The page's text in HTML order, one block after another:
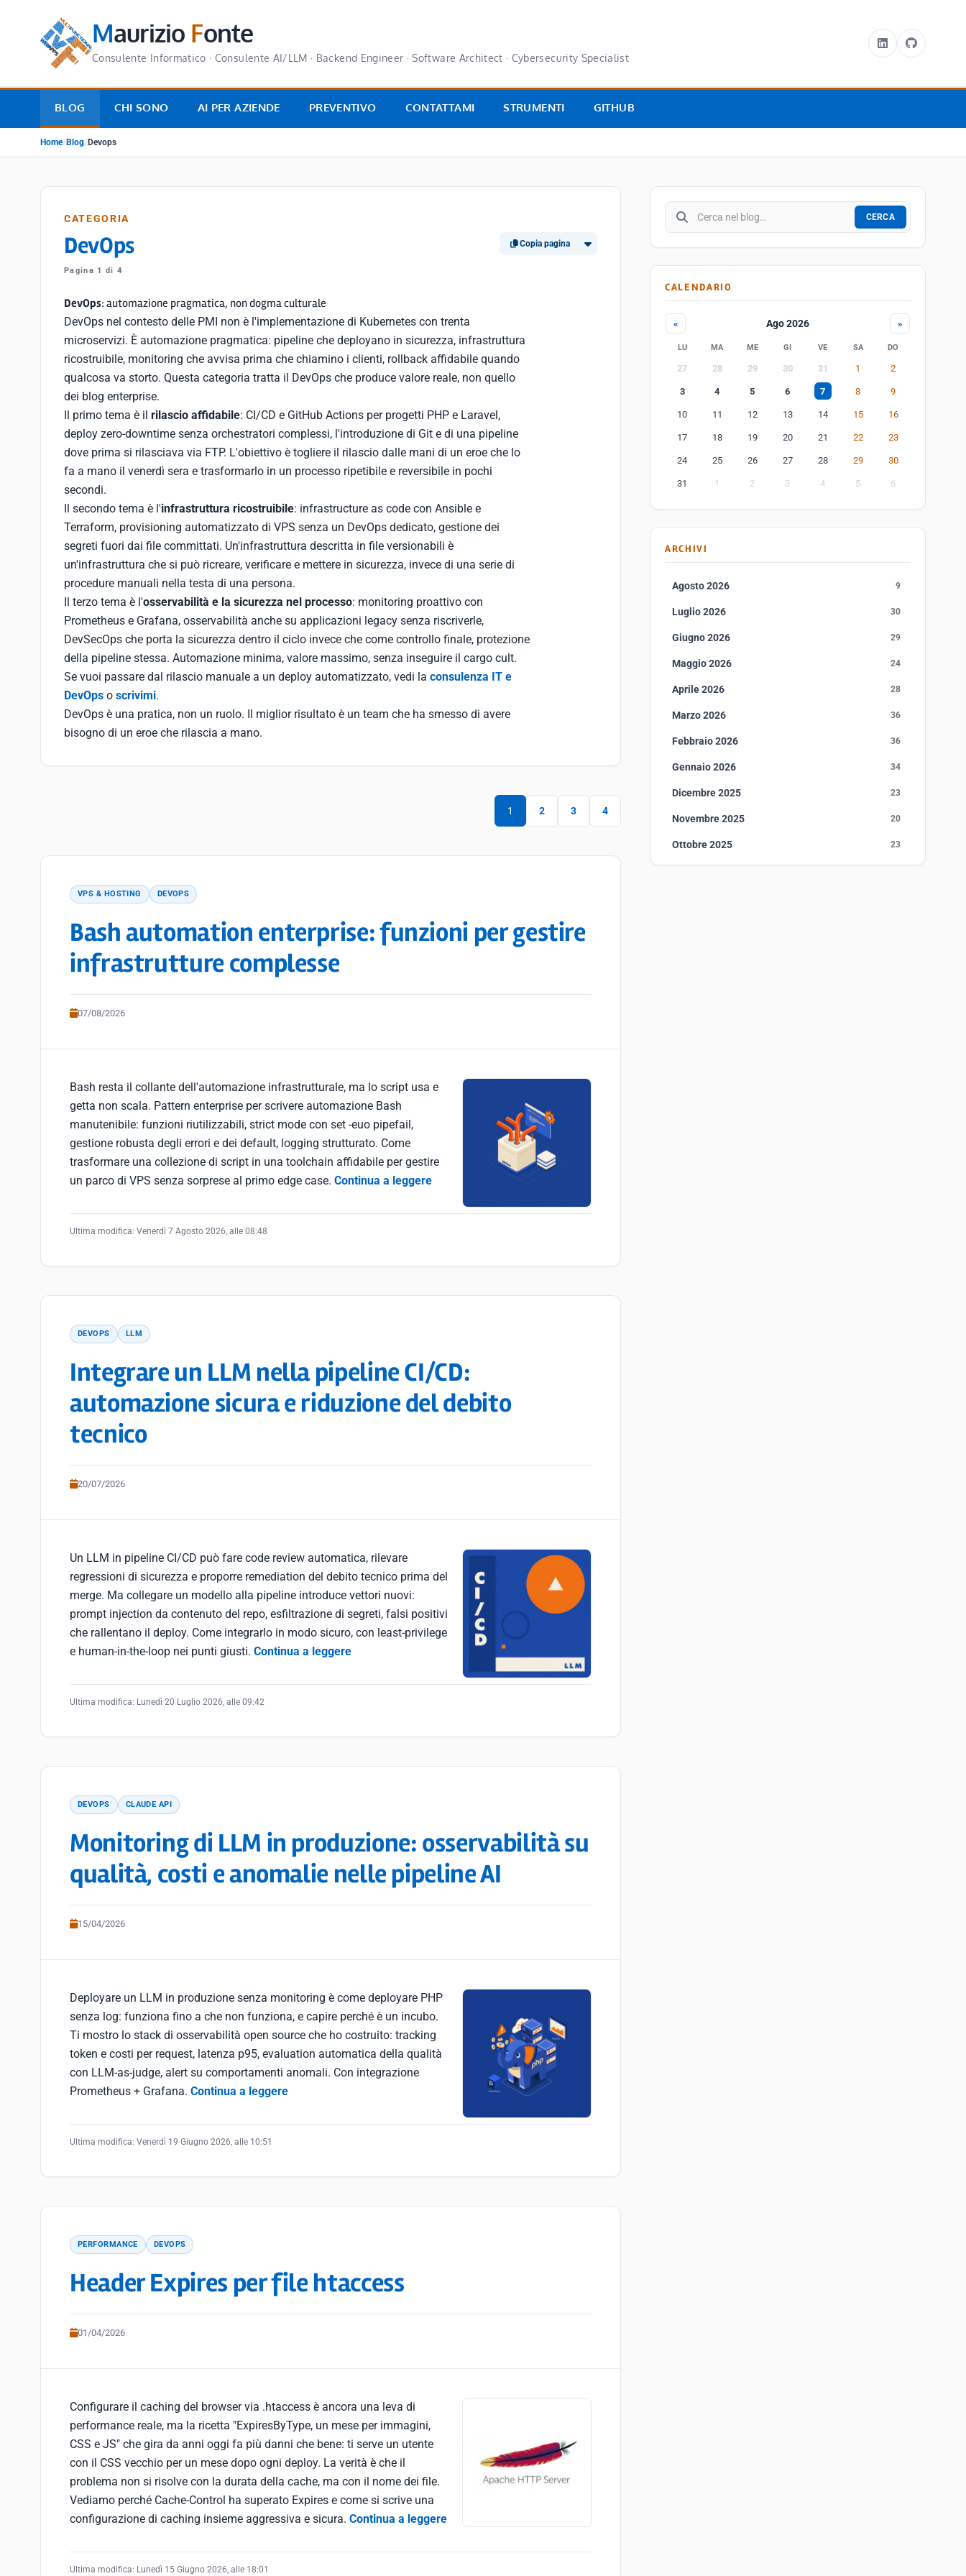
Maurizio Fonte
Consulente Informatico · Consulente AI/LLM · Backend Engineer · Software Architect · Cybersecurity Specialist
BLOG CHI SONO AI PER AZIENDE PREVENTIVO CONTATTAMI STRUMENTI GITHUB
Home/ Blog/ Devops
CATEGORIA
DevOps Copia pagina
Pagina 1 di 4
DevOps: automazione pragmatica, non dogma culturale
DevOps nel contesto delle PMI non è l'implementazione di Kubernetes con trenta
microservizi. È automazione pragmatica: pipeline che deployano in sicurezza, infrastruttura
ricostruibile, monitoring che avvisa prima che chiamino i clienti, rollback affidabile quando
qualcosa va storto. Questa categoria tratta il DevOps che produce valore reale, non quello
dei blog enterprise.
Il primo tema è il rilascio affidabile: CI/CD e GitHub Actions per progetti PHP e Laravel,
deploy zero-downtime senza orchestratori complessi, l'introduzione di Git e di una pipeline
dove prima si rilasciava via FTP. L'obiettivo è togliere il rilascio dalle mani di un eroe che lo
fa a mano il venerdì sera e trasformarlo in un processo ripetibile e reversibile in pochi
secondi.
Il secondo tema è l'infrastruttura ricostruibile: infrastructure as code con Ansible e
Terraform, provisioning automatizzato di VPS senza un DevOps dedicato, gestione dei
segreti fuori dai file committati. Un'infrastruttura descritta in file versionabili è
un'infrastruttura che si può ricreare, verificare e mettere in sicurezza, invece di una serie di
procedure manuali nella testa di una persona.
Il terzo tema è l'osservabilità e la sicurezza nel processo: monitoring proattivo con
Prometheus e Grafana, osservabilità anche su applicazioni legacy senza riscriverle,
DevSecOps che porta la sicurezza dentro il ciclo invece che come controllo finale, protezione
della pipeline stessa. Automazione minima, valore massimo, senza inseguire il cargo cult.
Se vuoi passare dal rilascio manuale a un deploy automatizzato, vedi la consulenza IT e
DevOps o scrivimi.
DevOps è una pratica, non un ruolo. Il miglior risultato è un team che ha smesso di avere
bisogno di un eroe che rilascia a mano.
1 2 3 4
VPS & HOSTING DEVOPS
Bash automation enterprise: funzioni per gestire
infrastrutture complesse
07/08/2026
Bash resta il collante dell'automazione infrastrutturale, ma lo script usa e
getta non scala. Pattern enterprise per scrivere automazione Bash
manutenibile: funzioni riutilizzabili, strict mode con set -euo pipefail,
gestione robusta degli errori e dei default, logging strutturato. Come
trasformare una collezione di script in una toolchain affidabile per gestire
un parco di VPS senza sorprese al primo edge case. Continua a leggere
Ultima modifica: Venerdì 7 Agosto 2026, alle 08:48
DEVOPS LLM
Integrare un LLM nella pipeline CI/CD:
automazione sicura e riduzione del debito
tecnico
20/07/2026
Un LLM in pipeline CI/CD può fare code review automatica, rilevare
regressioni di sicurezza e proporre remediation del debito tecnico prima del
merge. Ma collegare un modello alla pipeline introduce vettori nuovi:
prompt injection da contenuto del repo, esfiltrazione di segreti, falsi positivi
che rallentano il deploy. Come integrarlo in modo sicuro, con least-privilege
e human-in-the-loop nei punti giusti. Continua a leggere
Ultima modifica: Lunedì 20 Luglio 2026, alle 09:42
DEVOPS CLAUDE API
Monitoring di LLM in produzione: osservabilità su
qualità, costi e anomalie nelle pipeline AI
15/04/2026
Deployare un LLM in produzione senza monitoring è come deployare PHP
senza log: funziona fino a che non funziona, e capire perché è un incubo.
Ti mostro lo stack di osservabilità open source che ho costruito: tracking
token e costi per request, latenza p95, evaluation automatica della qualità
con LLM-as-judge, alert su comportamenti anomali. Con integrazione
Prometheus + Grafana. Continua a leggere
Ultima modifica: Venerdì 19 Giugno 2026, alle 10:51
PERFORMANCE DEVOPS
Header Expires per file htaccess
01/04/2026
Configurare il caching del browser via .htaccess è ancora una leva di
performance reale, ma la ricetta "ExpiresByType, un mese per immagini,
CSS e JS" che gira da anni oggi fa più danni che bene: ti serve un utente
con il CSS vecchio per un mese dopo ogni deploy. La verità è che il
problema non si risolve con la durata della cache, ma con il nome dei file.
Vediamo perché Cache-Control ha superato Expires e come si scrive una
configurazione di caching insieme aggressiva e sicura. Continua a leggere
Ultima modifica: Lunedì 15 Giugno 2026, alle 18:01
Cerca nel blog
CERCA
CALENDARIO
« Ago 2026 »
LU MA ME GI VE SA DO
27 28 29 30 31 1 2
3 4 5 6 7 8 9
10 11 12 13 14 15 16
17 18 19 20 21 22 23
24 25 26 27 28 29 30
31 1 2 3 4 5 6
ARCHIVI
Agosto 2026 9
Luglio 2026 30
Giugno 2026 29
Maggio 2026 24
Aprile 2026 28
Marzo 2026 36
Febbraio 2026 36
Gennaio 2026 34
Dicembre 2025 23
Novembre 2025 20
Ottobre 2025 23